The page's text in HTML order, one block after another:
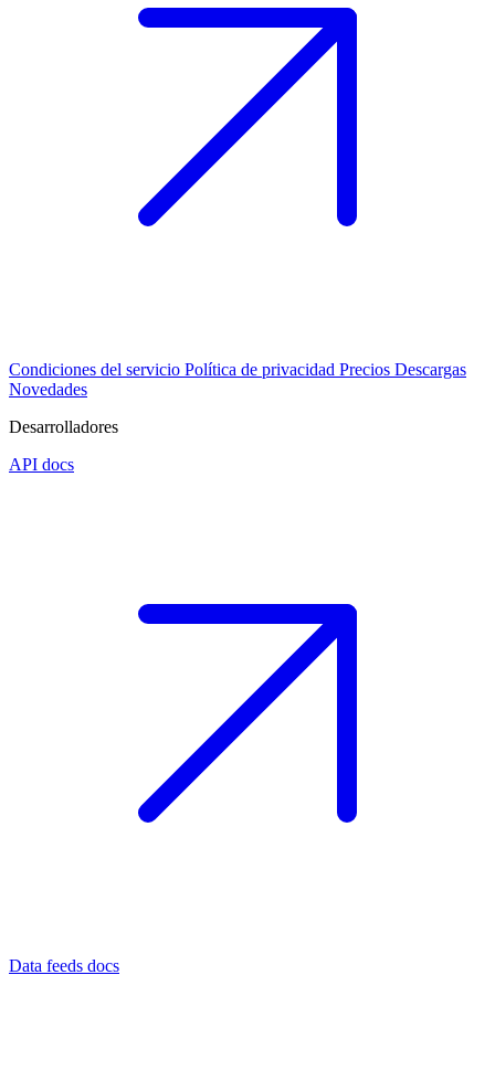
Condiciones del servicio Política de privacidad Precios Descargas
Novedades
Desarrolladores
API docs
Data feeds docs